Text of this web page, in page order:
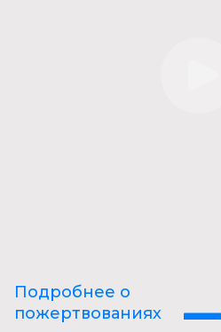
Подробнее о
пожертвованиях